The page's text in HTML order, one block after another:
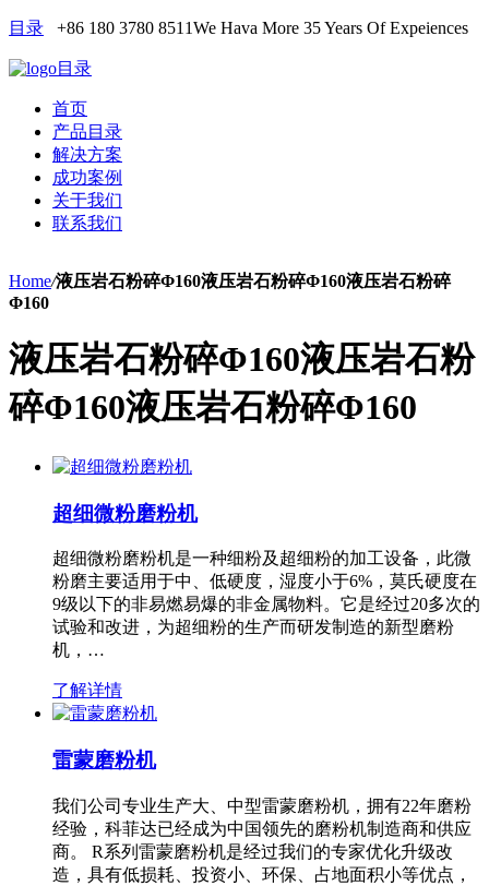
目录 +86 180 3780 8511We Hava More 35 Years Of Expeiences
目录
首页
产品目录
解决方案
成功案例
关于我们
联系我们
Home/液压岩石粉碎Φ160液压岩石粉碎Φ160液压岩石粉碎
Φ160
液压岩石粉碎Φ160液压岩石粉
碎Φ160液压岩石粉碎Φ160
超细微粉磨粉机
超细微粉磨粉机是一种细粉及超细粉的加工设备，此微
粉磨主要适用于中、低硬度，湿度小于6%，莫氏硬度在
9级以下的非易燃易爆的非金属物料。它是经过20多次的
试验和改进，为超细粉的生产而研发制造的新型磨粉
机，…
了解详情
雷蒙磨粉机
我们公司专业生产大、中型雷蒙磨粉机，拥有22年磨粉
经验，科菲达已经成为中国领先的磨粉机制造商和供应
商。 R系列雷蒙磨粉机是经过我们的专家优化升级改
造，具有低损耗、投资小、环保、占地面积小等优点，